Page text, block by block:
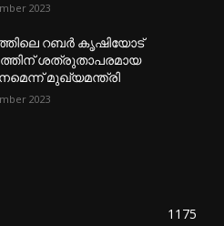
2023
റബർ കൃഷിയോട്
ശത്രുതാപരമായ
മുഖ്യമന്ത്രി
2023
1175